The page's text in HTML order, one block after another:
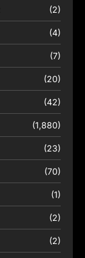
(2)
(4)
(7)
(20)
(42)
(1,880)
(23)
(70)
(1)
(2)
(2)